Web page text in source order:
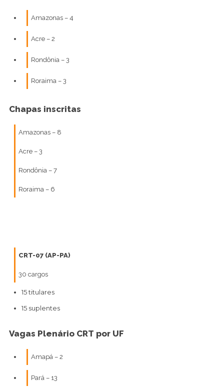
Amazonas – 4
Acre – 2
Rondônia – 3
Roraima – 3
Chapas inscritas
Amazonas – 8
Acre – 3
Rondônia – 7
Roraima – 6
CRT-07 (AP-PA)
30 cargos
15 titulares
15 suplentes
Vagas Plenário CRT por UF
Amapá – 2
Pará – 13